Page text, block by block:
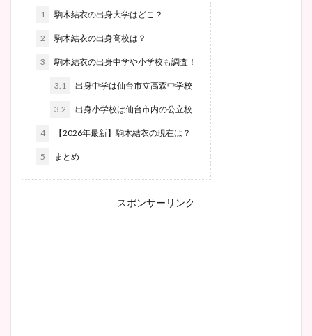
1 駒木結衣の出身大学はどこ？
2 駒木結衣の出身高校は？
3 駒木結衣の出身中学や小学校も調査！
3.1 出身中学は仙台市立高森中学校
3.2 出身小学校は仙台市内の公立校
4 【2026年最新】駒木結衣の現在は？
5 まとめ
スポンサーリンク